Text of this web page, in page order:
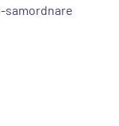
samordnare